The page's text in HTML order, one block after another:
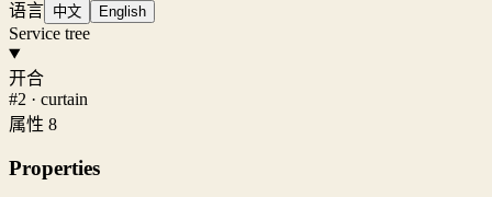
语言 中文 English
Service tree
开合
#2 · curtain
属性 8
Properties